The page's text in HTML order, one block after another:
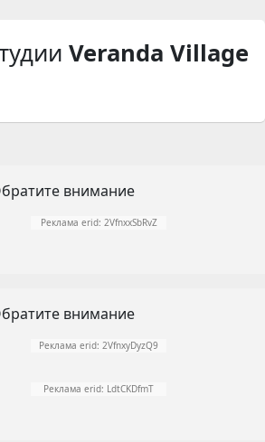
Veranda Village
внимание
Реклама erid: 2VfnxxSbRvZ
внимание
Реклама erid: 2VfnxyDyzQ9
Реклама erid: LdtCKDfmT